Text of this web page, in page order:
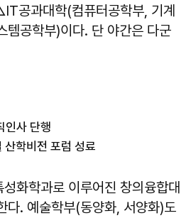
공과대학(컴퓨터공학부, 기계
템공학부)이다. 단 야간은 다군
인사 단행
학비전 포럼 성료
화학과로 이루어진 창의융합대
다. 예술학부(동양화, 서양화)도